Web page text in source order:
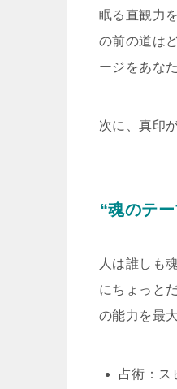
眠る直観力
の前の道は
ージをあな
次に、真印
“魂のテ
人は誰しも
にちょっと
の能力を最
占術：ス